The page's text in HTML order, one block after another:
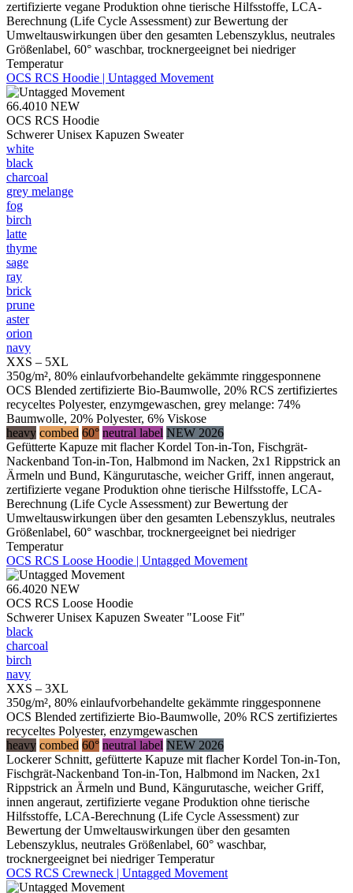
zertifizierte vegane Produktion ohne tierische Hilfsstoffe, LCA-
Berechnung (Life Cycle Assessment) zur Bewertung der
Umweltauswirkungen über den gesamten Lebenszyklus, neutrales
Größenlabel, 60° waschbar, trocknergeeignet bei niedriger
Temperatur
OCS RCS Hoodie | Untagged Movement
66.4010 NEW
OCS RCS Hoodie
Schwerer Unisex Kapuzen Sweater
white
black
charcoal
grey melange
fog
birch
latte
thyme
sage
ray
brick
prune
aster
orion
navy
XXS – 5XL
350g/m², 80% einlaufvorbehandelte gekämmte ringgesponnene
OCS Blended zertifizierte Bio-Baumwolle, 20% RCS zertifiziertes
recyceltes Polyester, enzymgewaschen, grey melange: 74%
Baumwolle, 20% Polyester, 6% Viskose
heavy combed 60° neutral label NEW 2026
Gefütterte Kapuze mit flacher Kordel Ton-in-Ton, Fischgrät-
Nackenband Ton-in-Ton, Halbmond im Nacken, 2x1 Rippstrick an
Ärmeln und Bund, Kängurutasche, weicher Griff, innen angeraut,
zertifizierte vegane Produktion ohne tierische Hilfsstoffe, LCA-
Berechnung (Life Cycle Assessment) zur Bewertung der
Umweltauswirkungen über den gesamten Lebenszyklus, neutrales
Größenlabel, 60° waschbar, trocknergeeignet bei niedriger
Temperatur
OCS RCS Loose Hoodie | Untagged Movement
66.4020 NEW
OCS RCS Loose Hoodie
Schwerer Unisex Kapuzen Sweater "Loose Fit"
black
charcoal
birch
navy
XXS – 3XL
350g/m², 80% einlaufvorbehandelte gekämmte ringgesponnene
OCS Blended zertifizierte Bio-Baumwolle, 20% RCS zertifiziertes
recyceltes Polyester, enzymgewaschen
heavy combed 60° neutral label NEW 2026
Lockerer Schnitt, gefütterte Kapuze mit flacher Kordel Ton-in-Ton,
Fischgrät-Nackenband Ton-in-Ton, Halbmond im Nacken, 2x1
Rippstrick an Ärmeln und Bund, Kängurutasche, weicher Griff,
innen angeraut, zertifizierte vegane Produktion ohne tierische
Hilfsstoffe, LCA-Berechnung (Life Cycle Assessment) zur
Bewertung der Umweltauswirkungen über den gesamten
Lebenszyklus, neutrales Größenlabel, 60° waschbar,
trocknergeeignet bei niedriger Temperatur
OCS RCS Crewneck | Untagged Movement